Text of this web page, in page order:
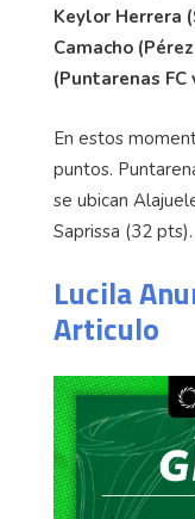
Keylor Herrera
Camacho
(Puntarenas
En estos
puntos.
se ubican
Saprissa (32 pts).
Lucila
Articulo